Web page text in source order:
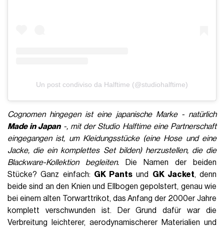
Un post condiviso da Halftime (@studiohalftime)
Cognomen hingegen ist eine japanische Marke - natürlich
Made in Japan-, mit der Studio Halftime eine Partnerschaft
eingegangen ist, um Kleidungsstücke (eine Hose und eine
Jacke, die ein komplettes Set bilden) herzustellen, die die
Blackware-Kollektion begleiten. Die Namen der beiden
Stücke? Ganz einfach: GK Pants und GK Jacket, denn
beide sind an den Knien und Ellbogen gepolstert, genau wie
bei einem alten Torwarttrikot, das Anfang der 2000er Jahre
komplett verschwunden ist. Der Grund dafür war die
Verbreitung leichterer, aerodynamischerer Materialien und